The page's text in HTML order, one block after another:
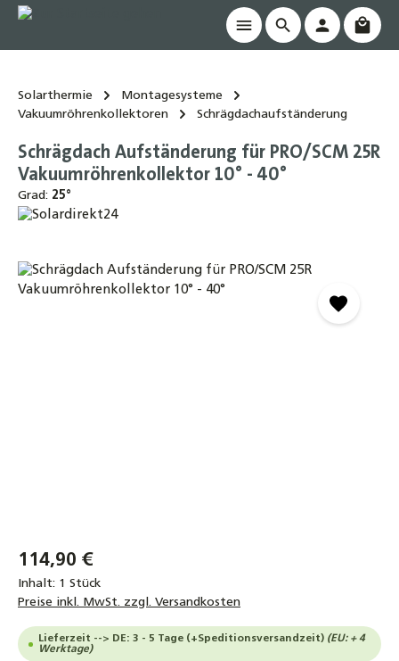
springen
Solarthermie
Montagesysteme
Vakuumröhrenkollektoren
Schrägdachaufständerung
Schrägdach Aufständerung für PRO/SCM 25R
Vakuumröhrenkollektor 10° - 40°
Grad: 25°
Bildergalerie überspringen
114,90 €
Inhalt: 1 Stück
Preise inkl. MwSt. zzgl. Versandkosten
Lieferzeit --> DE: 3 - 5 Tage (+Speditionsversandzeit) (EU: + 4
Werktage)